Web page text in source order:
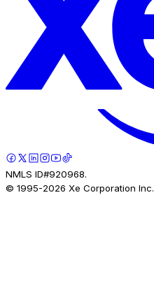
NMLS ID#920968.
© 1995-2026 Xe Corporation Inc.